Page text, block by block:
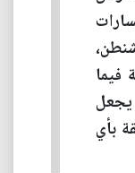
فيما
بأي